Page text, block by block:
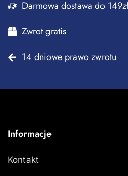
Darmowa dostawa do 149zł
Zwrot gratis
14 dniowe prawo zwrotu
Informacje
Kontakt